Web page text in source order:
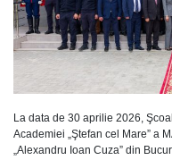
La data de 30 aprilie 2026,
Academiei „Ştefan cel Mare” a
„Alexandru Ioan Cuza” din